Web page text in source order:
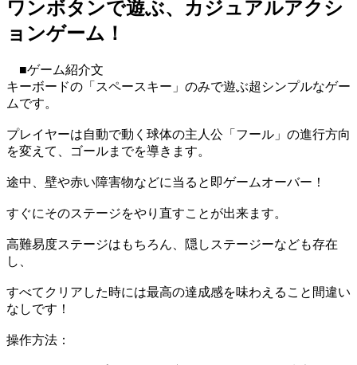
ワンボタンで遊ぶ、カジュアルアクシ
ョンゲーム！
■ゲーム紹介文
キーボードの「スペースキー」のみで遊ぶ超シンプルなゲー
ムです。
プレイヤーは自動で動く球体の主人公「フール」の進行方向
を変えて、ゴールまでを導きます。
途中、壁や赤い障害物などに当ると即ゲームオーバー！
すぐにそのステージをやり直すことが出来ます。
高難易度ステージはもちろん、隠しステージーなども存在
し、
すべてクリアした時には最高の達成感を味わえること間違い
なしです！
操作方法：